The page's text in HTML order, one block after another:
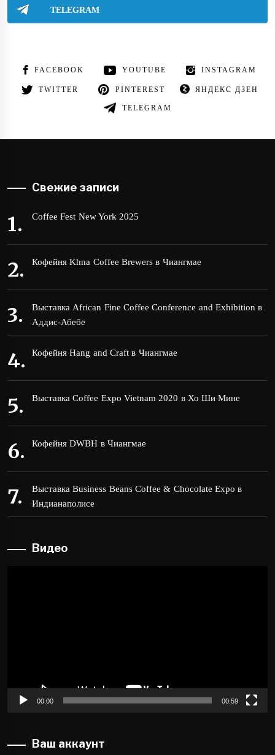
TELEGRAM
FACEBOOK YOUTUBE INSTAGRAM
TWITTER PINTEREST ЯНДЕКС ДЗЕН
TELEGRAM
Свежие записи
Coffee Fest New York 2025
Кофейня Khna Coffee Brewers в Чиангмае
Выставка African Fine Coffee Conference and Exhibition в
Аддис-Абебе
Кофейня Hang and Craft в Чиангмае
Выставка Coffee Expo Vietnam 2020 в Хо Ши Мине
Кофейня DWBH в Чиангмае
Выставка Business Beans Coffee & Chocolate Expo в
Индианаполисе
Видео
00:00 00:59
Ваш аккаунт